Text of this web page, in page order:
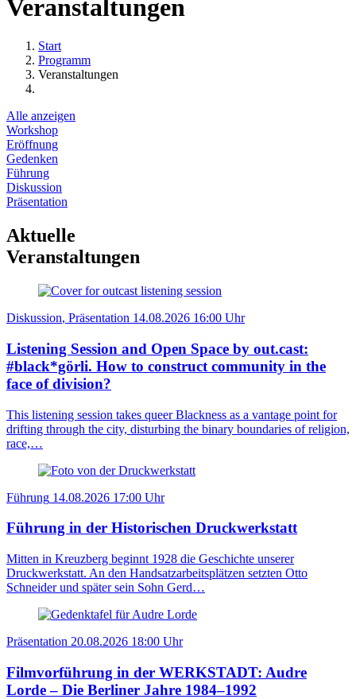
Veranstaltungen
Start
Programm
Veranstaltungen
Alle anzeigen
Workshop
Eröffnung
Gedenken
Führung
Diskussion
Präsentation
Aktuelle
Veranstaltungen
Diskussion, Präsentation 14.08.2026 16:00 Uhr
Listening Session and Open Space by out.cast:
#black*görli. How to construct community in the
face of division?
This listening session takes queer Blackness as a vantage point for
drifting through the city, disturbing the binary boundaries of religion,
race,…
Führung 14.08.2026 17:00 Uhr
Führung in der Historischen Druckwerkstatt
Mitten in Kreuzberg beginnt 1928 die Geschichte unserer
Druckwerkstatt. An den Handsatzarbeitsplätzen setzten Otto
Schneider und später sein Sohn Gerd…
Präsentation 20.08.2026 18:00 Uhr
Filmvorführung in der WERKSTADT: Audre
Lorde – Die Berliner Jahre 1984–1992